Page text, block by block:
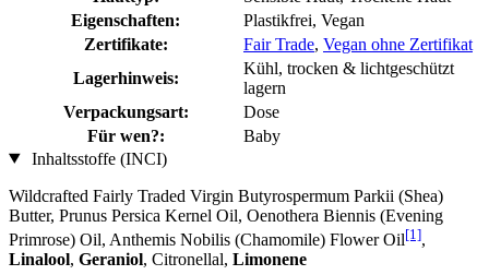
Eigenschaften:
Plastikfrei, Vegan
Zertifikate:
Fair Trade, Vegan ohne Zertifikat
Lagerhinweis:
Kühl, trocken & lichtgeschützt
lagern
Verpackungsart:
Dose
Für wen?:
Baby
Inhaltsstoffe (INCI)
Wildcrafted Fairly Traded Virgin Butyrospermum Parkii (Shea)
Butter, Prunus Persica Kernel Oil, Oenothera Biennis (Evening
Primrose) Oil, Anthemis Nobilis (Chamomile) Flower Oil[1],
Linalool, Geraniol, Citronellal, Limonene